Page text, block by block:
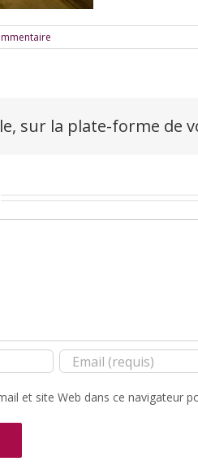
sur la plate-forme de
et site Web dans ce navigateur